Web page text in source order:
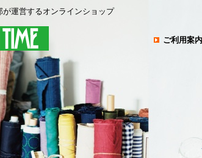
が運営するオンラインショップ
ご利用案内